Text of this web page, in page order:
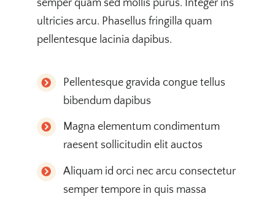
semper quam sed mollis purus. Integer ins
ultricies arcu. Phasellus fringilla quam
pellentesque lacinia dapibus.
Pellentesque gravida congue tellus
bibendum dapibus
Magna elementum condimentum
raesent sollicitudin elit auctos
Aliquam id orci nec arcu consectetur
semper tempore in quis massa